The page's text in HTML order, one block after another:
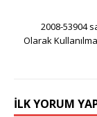
2008-53904
Olarak
İLK YORUM